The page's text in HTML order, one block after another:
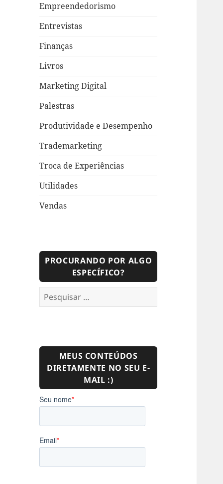
Empreendedorismo
Entrevistas
Finanças
Livros
Marketing Digital
Palestras
Produtividade e Desempenho
Trademarketing
Troca de Experiências
Utilidades
Vendas
PROCURANDO POR ALGO
ESPECÍFICO?
Pesquisar
por:
MEUS CONTEÚDOS
DIRETAMENTE NO SEU E-
MAIL :)